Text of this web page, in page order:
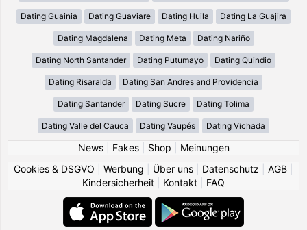
Dating Guainia Dating Guaviare Dating Huila Dating La Guajira
Dating Magdalena Dating Meta Dating Nariño
Dating North Santander Dating Putumayo Dating Quindio
Dating Risaralda Dating San Andres and Providencia
Dating Santander Dating Sucre Dating Tolima
Dating Valle del Cauca Dating Vaupés Dating Vichada
News| Fakes| Shop
Meinungen
Cookies & DSGVO
Werbung Über uns Datenschutz AGB
Kindersicherheit
Kontakt FAQ